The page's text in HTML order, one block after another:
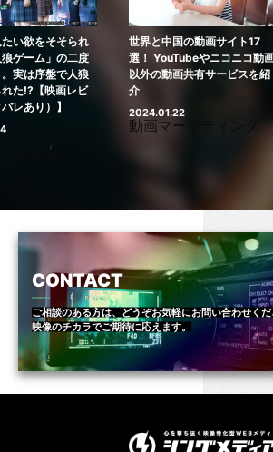
と中国の動画サイト17
YouTubeやニコニコ動画
の動画共有サービスを紹
画マーケティング
見れば見るほど深
られる映画『八日
二度見ポイント【
2019.11.11
サスペンス映画
CONTACT
ご相談のある方は、どうぞお気軽にお問い合わせくだ
映像のチカラでご期待に応えます。